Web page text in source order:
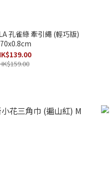
孔雀綠 牽引繩 (輕巧版)